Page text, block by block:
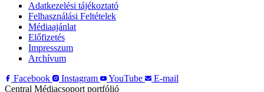
Adatkezelési tájékoztató
Felhasználási Feltételek
Médiaajánlat
Előfizetés
Impresszum
Archívum
Facebook
Instagram YouTube
E-mail
Central Médiacsoport portfólió